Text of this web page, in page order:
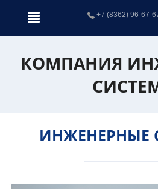
+7 (8362) 96-67-
КОМПАНИЯ
ИНЖЕНЕРНЫЕ